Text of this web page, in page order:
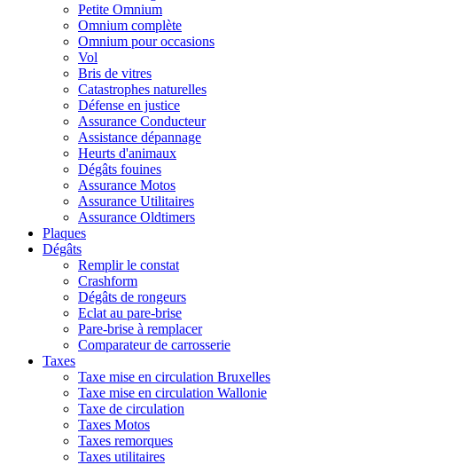
Petite Omnium
Omnium complète
Omnium pour occasions
Vol
Bris de vitres
Catastrophes naturelles
Défense en justice
Assurance Conducteur
Assistance dépannage
Heurts d'animaux
Dégâts fouines
Assurance Motos
Assurance Utilitaires
Assurance Oldtimers
Plaques
Dégâts
Remplir le constat
Crashform
Dégâts de rongeurs
Eclat au pare-brise
Pare-brise à remplacer
Comparateur de carrosserie
Taxes
Taxe mise en circulation Bruxelles
Taxe mise en circulation Wallonie
Taxe de circulation
Taxes Motos
Taxes remorques
Taxes utilitaires